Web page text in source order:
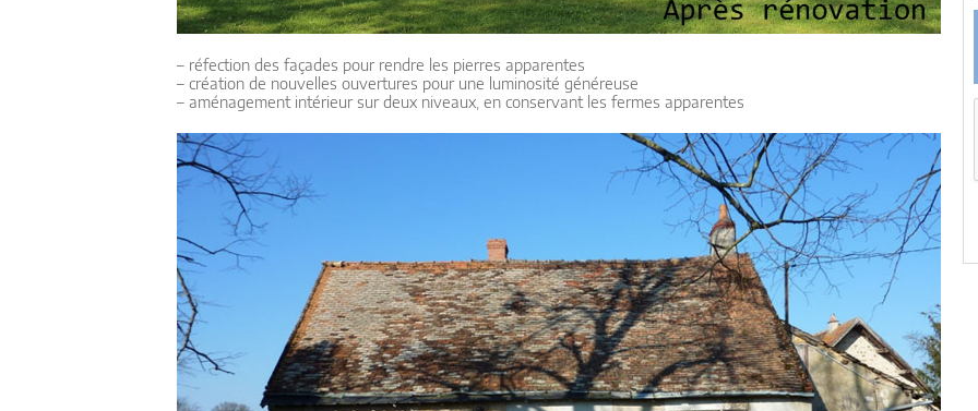
– réfection des façades pour rendre les pierres apparentes
– création de nouvelles ouvertures pour une luminosité généreuse
– aménagement intérieur sur deux niveaux, en conservant les fermes apparentes